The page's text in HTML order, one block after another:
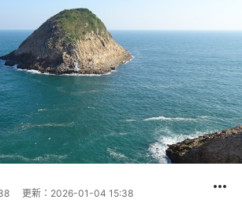
更新： 2026-01-04 15:38